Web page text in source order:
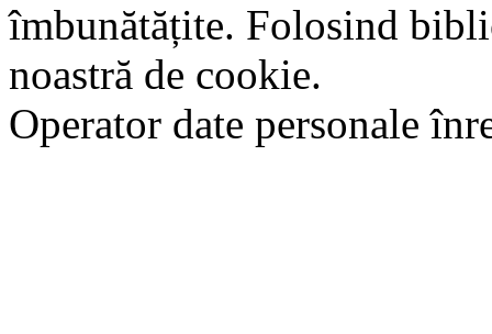
îmbunătățite. Folosind
noastră de cookie.
Operator date personale